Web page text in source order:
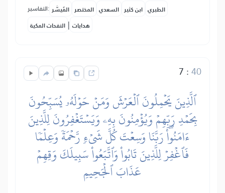
التفاسير: المُيسَّر المختصر السعدي ابن كثير الطبري
النفحات المكية | هدايات
7 :40
ٱلَّذِينَ يَحۡمِلُونَ ٱلۡعَرۡشَ وَمَنۡ حَوۡلَهُۥ يُسَبِّحُونَ
بِحَمۡدِ رَبِّهِمۡ وَيُؤۡمِنُونَ بِهِۦ وَيَسۡتَغۡفِرُونَ لِلَّذِينَ
ءَامَنُواْۖ رَبَّنَا وَسِعۡتَ كُلَّ شَيۡءٖ رَّحۡمَةٗ وَعِلۡمٗا
فَٱغۡفِرۡ لِلَّذِينَ تَابُواْ وَٱتَّبَعُواْ سَبِيلَكَ وَقِهِمۡ
عَذَابَ ٱلۡجَحِيمِ